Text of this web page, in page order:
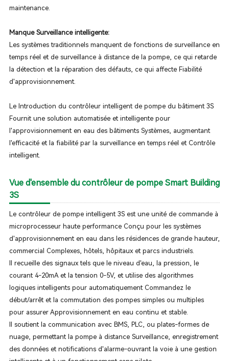
maintenance.
Manque Surveillance intelligente:
Les systèmes traditionnels manquent de fonctions de surveillance en
temps réel et de surveillance à distance de la pompe, ce qui retarde
la détection et la réparation des défauts, ce qui affecte Fiabilité
d'approvisionnement.
Le Introduction du contrôleur intelligent de pompe du bâtiment 3S
Fournit une solution automatisée et intelligente pour
l'approvisionnement en eau des bâtiments Systèmes, augmentant
l'efficacité et la fiabilité par la surveillance en temps réel et Contrôle
intelligent.
Vue d'ensemble du contrôleur de pompe Smart Building
3S
Le contrôleur de pompe intelligent 3S est une unité de commande à
microprocesseur haute performance Conçu pour les systèmes
d'approvisionnement en eau dans les résidences de grande hauteur,
commercial Complexes, hôtels, hôpitaux et parcs industriels.
Il recueille des signaux tels que le niveau d'eau, la pression, le
courant 4-20mA et la tension 0-5V, et utilise des algorithmes
logiques intelligents pour automatiquement Commandez le
début/arrêt et la commutation des pompes simples ou multiples
pour assurer Approvisionnement en eau continu et stable.
Il soutient la communication avec BMS, PLC, ou plates-formes de
nuage, permettant la pompe à distance Surveillance, enregistrement
des données et notifications d'alarme-ouvrant la voie à une gestion